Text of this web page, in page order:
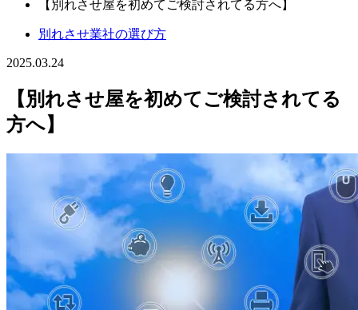
【別れさせ屋を初めてご検討されてる方へ】
別れさせ業社の選び方
2025.03.24
【別れさせ屋を初めてご検討されてる
方へ】